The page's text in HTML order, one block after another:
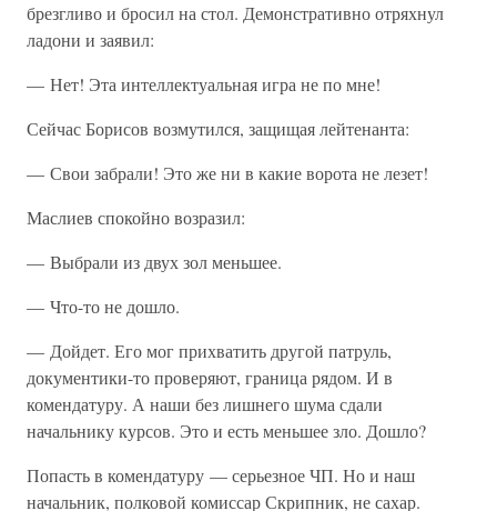
брезгливо и бросил на стол. Демонстративно отряхнул
ладони и заявил:
— Нет! Эта интеллектуальная игра не по мне!
Сейчас Борисов возмутился, защищая лейтенанта:
— Свои забрали! Это же ни в какие ворота не лезет!
Маслиев спокойно возразил:
— Выбрали из двух зол меньшее.
— Что-то не дошло.
— Дойдет. Его мог прихватить другой патруль,
документики-то проверяют, граница рядом. И в
комендатуру. А наши без лишнего шума сдали
начальнику курсов. Это и есть меньшее зло. Дошло?
Попасть в комендатуру — серьезное ЧП. Но и наш
начальник, полковой комиссар Скрипник, не сахар.